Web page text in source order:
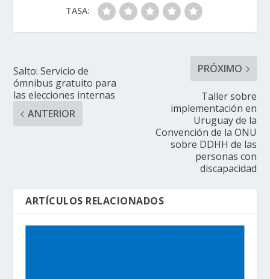
TASA:
Salto: Servicio de
ómnibus gratuito para
las elecciones internas
ANTERIOR
PRÓXIMO
Taller sobre
implementación en
Uruguay de la
Convención de la ONU
sobre DDHH de las
personas con
discapacidad
ARTÍCULOS RELACIONADOS